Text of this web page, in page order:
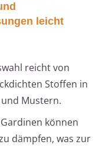
leicht
reicht von
Stoffen in
Mustern.
Gardinen können
dämpfen, was zur